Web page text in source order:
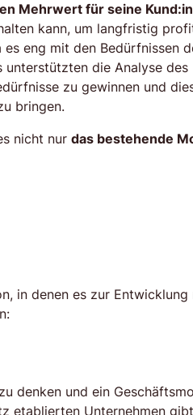
Mehrwert für seine
kann, um langfristig
eng mit den Bedürfnissen
unterstützten die Analyse des
zu gewinnen und
bringen.
nicht nurdas bestehende
in denen es zur Entwicklung
denken und ein
etablierten Unternehmen